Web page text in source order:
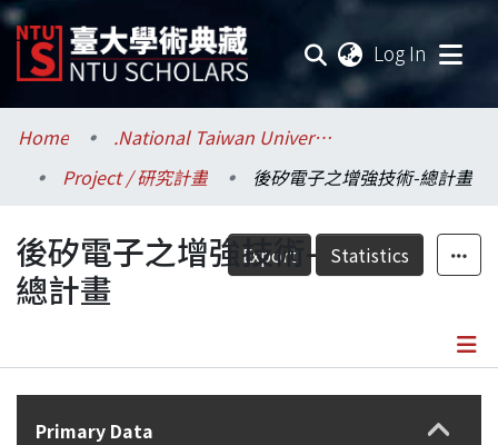
Log In
Communities & Collections
Research Outputs
Fundings & Projects
Researchers
Statistics
Home
.National Taiwan University / 國立臺灣大學
Project / 研究計畫
後矽電子之增強技術-總計畫
Export Statistics
後矽電子之增強技術-
總計畫
Details
Primary Data